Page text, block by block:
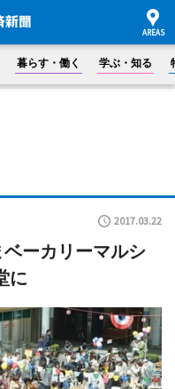
暮らす・働く 学ぶ・知る
2017.03.22
ーカリーマルシ
に